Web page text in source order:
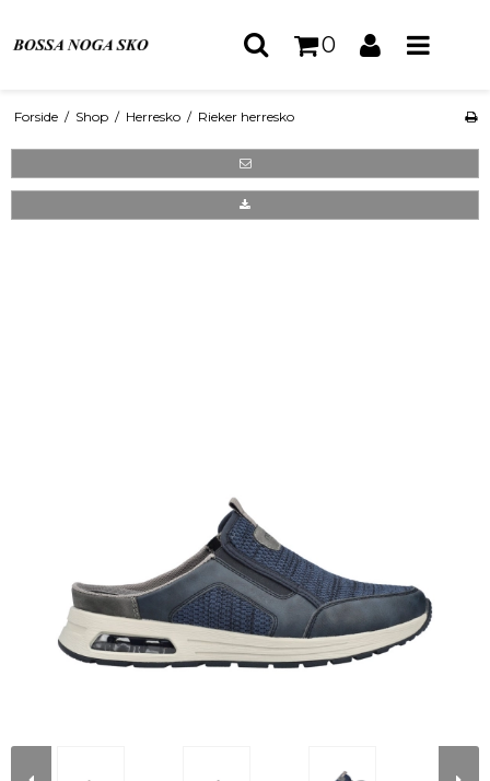
0
Forside / Shop / Herresko / Rieker herresko